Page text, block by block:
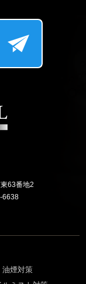
63番地2
6638
油煙対策